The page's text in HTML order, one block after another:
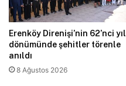
Erenköy Direnişi’nin 62’nci yıl
dönümünde şehitler törenle
anıldı
8 Ağustos 2026